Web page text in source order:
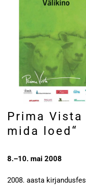
Prima Vista
mida loed“
8.–10. mai 2008
2008. aasta